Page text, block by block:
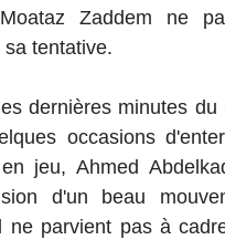
Zaddem ne
sa tentative.
dernières minutes du
occasions
jeu, Ahmed
d'un beau
ne parvient pas à